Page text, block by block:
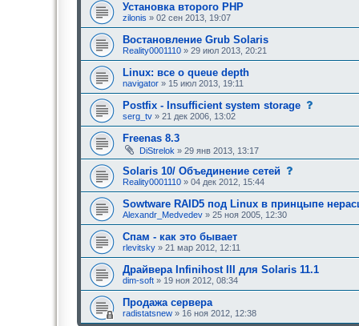
р
ищ
р
и
Установка второго PHP
zilonis » 02 сен 2013, 19:07
Востановление Grub Solaris
Reality0001110 » 29 июл 2013, 20:21
Linux: все о queue depth
navigator » 15 июл 2013, 19:11
Postfix - Insufficient system storage
н
,
т
р
щ
е
serg_tv » 21 дек 2006, 13:02
Freenas 8.3
DiStrelok » 29 янв 2013, 13:17
Solaris 10/ Объединение сетей
щ
н
,
т
р
щ
Reality0001110 » 04 дек 2012, 15:44
Sowtware RAID5 под Linux в принцыпе
Alexandr_Medvedev » 25 ноя 2005, 12:30
Спам - как это бывает
rlevitsky » 21 мар 2012, 12:11
Драйвера Infinihost III для Solaris 11.1
dim-soft » 19 ноя 2012, 08:34
Продажа сервера
radistatsnew » 16 ноя 2012, 12:38